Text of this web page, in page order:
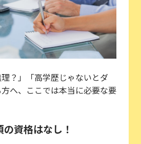
理？」「高学歴じゃないとダ
へ、ここでは本当に必要な要
資格はなし！